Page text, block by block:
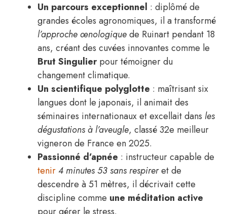
Un parcours exceptionnel : diplômé de
grandes écoles agronomiques, il a transformé
l’approche œnologiquede Ruinart pendant 18
ans, créant des cuvées innovantes comme le
Brut Singulierpour témoigner du
changement climatique.
Un scientifique polyglotte : maîtrisant six
langues dont le japonais, il animait des
séminaires internationaux et excellait dans les
dégustations à l’aveugle, classé 32e meilleur
vigneron de France en 2025.
Passionné d’apnée : instructeur capable de
tenir4 minutes 53 sans respireret de
descendre à 51 mètres, il décrivait cette
discipline comme une méditation active